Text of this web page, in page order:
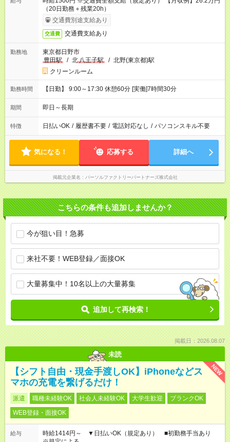
（20日勤務＋残業20h）
交通費別途支給あり
交通費 交通費支給あり
勤務地
東京都日野市
豊田駅
/ 北八王子駅 / 北野(東京都)駅
クリーンルーム
勤務時間 【日勤】 9:00～17:30 休憩60分 [実働]7時間30分
期間 即日～長期
特徴 日払いOK / 履歴書不要 / 電話対応なし / パソコンスキル不要
気になる！ 応募する 詳細へ
掲載元企業名 パーソルファクトリーパートナーズ株式会社
こちらの条件も追加しませんか？
今が狙い目！急募
来社不要！WEB登録／面接OK
大量募集中！10名以上の大量募集
追加して再検索！
掲載日：2026.08.07
未読
NEW
【シフト自由・現金手渡しOK】iPhoneなどス
マホの充電を繋げるだけ！
派遣 職種未経験OK 社会人未経験OK 大学生歓迎
ブランクOK
WEB登録・面接OK
給与
時給1414円～ ▼日払いOK（規定あり） ■初勤務手当あり